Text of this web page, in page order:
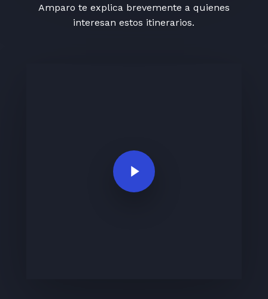
Amparo te explica brevemente a quienes
interesan estos itinerarios.
Play Video